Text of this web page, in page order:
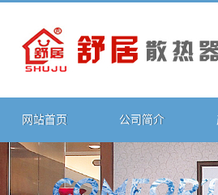
网站首页 公司简介